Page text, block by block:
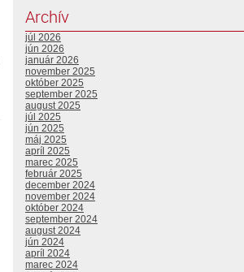
Archív
júl 2026
jún 2026
január 2026
november 2025
október 2025
september 2025
august 2025
júl 2025
jún 2025
máj 2025
apríl 2025
marec 2025
február 2025
december 2024
november 2024
október 2024
september 2024
august 2024
jún 2024
apríl 2024
marec 2024